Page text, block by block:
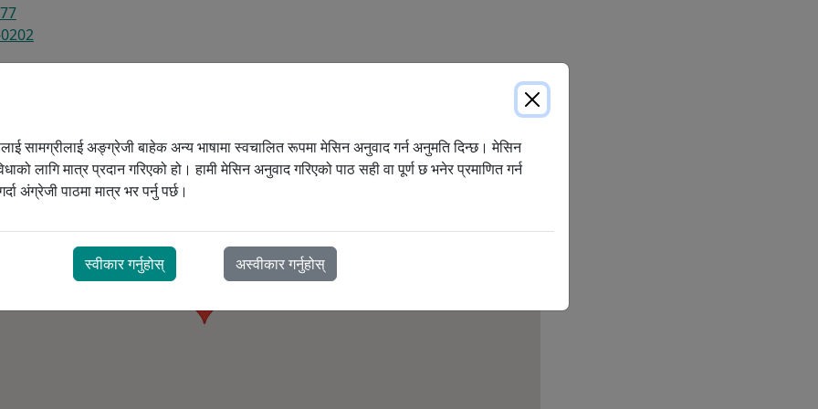
थेरापी बारम्बार सोधिने प्रश्नहरूCPAP थेरापी बारम्बार सोधिने प्रश्नहरू
सामग्रीलाई अङ्ग्रेजी बाहेक अन्य भाषामा स्वचालित रूपमा मेसिन अनुवाद गर्न अनुमति दिन्छ। मेसिन
लागि मात्र प्रदान गरिएको हो। हामी मेसिन अनुवाद गरिएको पाठ सही वा पूर्ण छ भनेर प्रमाणित गर्न
अंग्रेजी पाठमा मात्र भर पर्नु पर्छ।
स्वीकार गर्नुहोस् अस्वीकार गर्नुहोस्